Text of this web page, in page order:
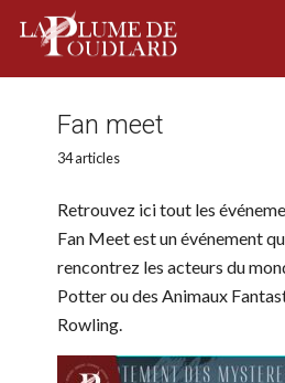
Fan meet
34 articles
Retrouvez ici tout les
Fan Meet est un événement
rencontrez les acteurs du
Potter ou des Animaux
Rowling.